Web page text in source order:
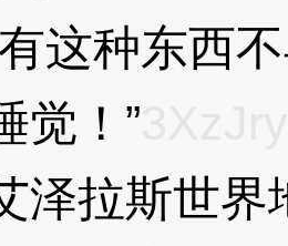
种东西不
觉！”
拉斯世界